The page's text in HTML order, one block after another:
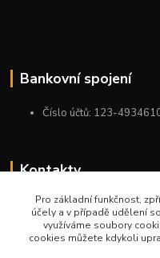
Bankovní spojení
Číslo účtů: 123-
Kontakty
+420 775 954 963
9:00-12:00-13:00-16:00
Pro základní funkčnost,
účely a v případě udělení
využíváme soubory
cookies můžete kdykoli